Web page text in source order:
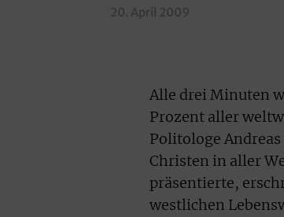
20. April 2009
Alle drei Minuten
Prozent aller
Politologe
Christen in aller
präsentierte,
westlichen